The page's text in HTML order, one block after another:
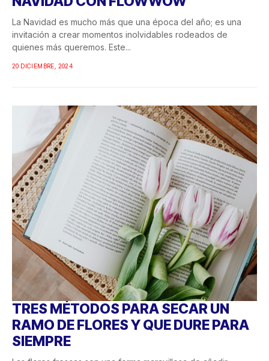
La Navidad es mucho más que una época del año; es una
invitación a crear momentos inolvidables rodeados de
quienes más queremos. Este...
20 DICIEMBRE, 2024
TRES MÉTODOS PARA SECAR UN
RAMO DE FLORES Y QUE DURE PARA
SIEMPRE